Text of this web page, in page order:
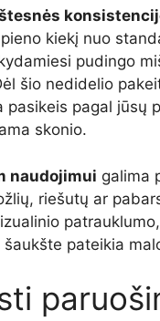
kiekį nuo
pudingo
šio nedidelio
pasikeis pagal jūsų
skonio.
naudojimui galima
riešutų ar
šaukšte pateikia